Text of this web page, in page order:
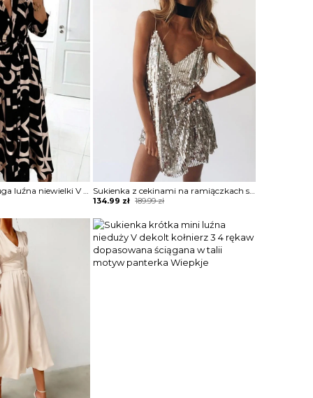
Sukienka maxi długa luźna niewielki V dekolt kołnierz długi prosty rękaw dopasowana wiązana w talii Adolfa Sukienka z cekinami na ramiączkach spaghetti srebrny Nordrun
189.99zł
Original
was:
189.99 zł.
134.99 zł
Current
is:
134.99 zł.